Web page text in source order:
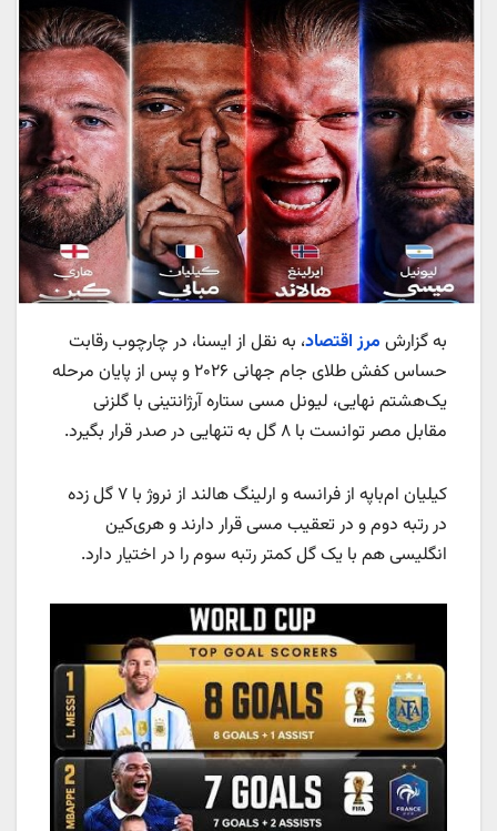
به گزارش مرز اقتصاد، به نقل از ایسنا، در چارچوب رقابت
حساس کفش طلای جام جهانی ۲۰۲۶ و پس از پایان مرحله
یک‌هشتم نهایی، لیونل مسی ستاره آرژانتینی با گلزنی
مقابل مصر توانست با ۸ گل به تنهایی در صدر قرار بگیرد.
کیلیان ام‌باپه از فرانسه و ارلینگ هالند از نروژ با ۷ گل زده
در رتبه دوم و در تعقیب مسی قرار دارند و هری‌کین
انگلیسی هم‌ با یک گل کمتر رتبه سوم را در اختیار دارد.